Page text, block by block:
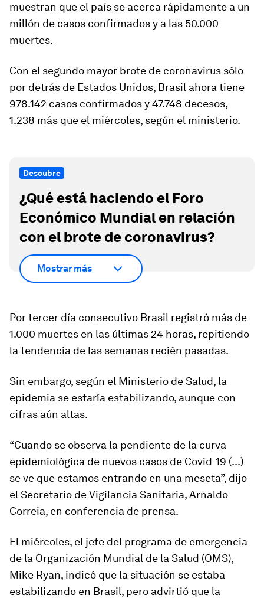
muestran que el país se acerca rápidamente a un
millón de casos confirmados y a las 50.000
muertes.
Con el segundo mayor brote de coronavirus sólo
por detrás de Estados Unidos, Brasil ahora tiene
978.142 casos confirmados y 47.748 decesos,
1.238 más que el miércoles, según el ministerio.
Descubre
¿Qué está haciendo el Foro
Económico Mundial en relación
con el brote de coronavirus?
Mostrar más
Por tercer día consecutivo Brasil registró más de
1.000 muertes en las últimas 24 horas, repitiendo
la tendencia de las semanas recién pasadas.
Sin embargo, según el Ministerio de Salud, la
epidemia se estaría estabilizando, aunque con
cifras aún altas.
“Cuando se observa la pendiente de la curva
epidemiológica de nuevos casos de Covid-19 (...)
se ve que estamos entrando en una meseta”, dijo
el Secretario de Vigilancia Sanitaria, Arnaldo
Correia, en conferencia de prensa.
El miércoles, el jefe del programa de emergencia
de la Organización Mundial de la Salud (OMS),
Mike Ryan, indicó que la situación se estaba
estabilizando en Brasil, pero advirtió que la